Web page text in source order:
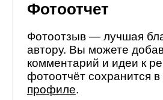
Фотоотчет
Фотоотзыв — лучшая
автору. Вы можете
комментарий и идеи к
фотоотчёт сохранится в
профиле.